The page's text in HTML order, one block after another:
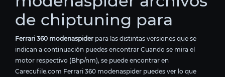
de chiptuning para
Ferrari 360 modenaspider para las distintas versiones que se
indican a continuación puedes encontrar Cuando se mira el
motor respectivo (Bhp/nm), se puede encontrar en
Carecufile.com Ferrari 360 modenaspider puedes ver lo que